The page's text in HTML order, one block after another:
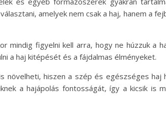
amelyek nem csak a haj, hanem a
mindig figyelni kell arra, hogy ne húzzuk a
a haj kitépését és a fájdalmas élményeket.
növelheti, hiszen a szép és egészséges haj
a hajápolás fontosságát, így a kicsik is